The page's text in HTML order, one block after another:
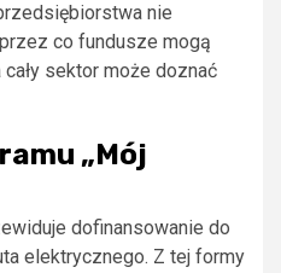
nie
co fundusze mogą
sektor może doznać
„Mój
dofinansowanie do
elektrycznego. Z tej formy